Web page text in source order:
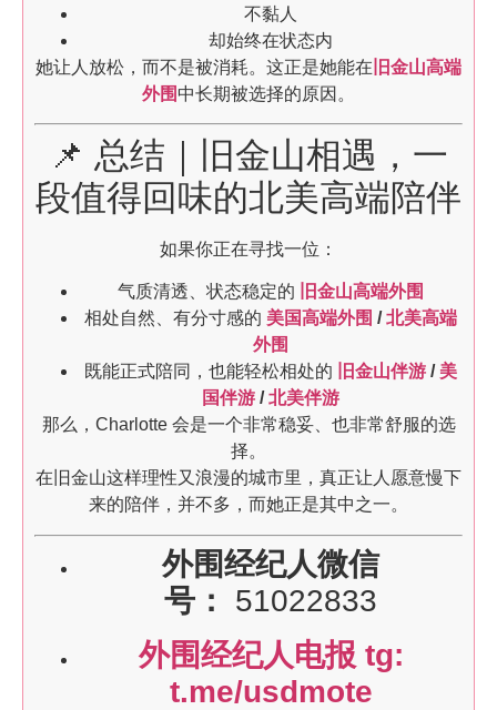
不黏人
却始终在状态内
她让人放松，而不是被消耗。这正是她能在 旧金山高端
外围 中长期被选择的原因。
📌 总结｜旧金山相遇，一
段值得回味的北美高端陪伴
如果你正在寻找一位：
气质清透、状态稳定的
旧金山高端外围
相处自然、有分寸感的 美国高端外围 /北美高端
外围
既能正式陪同，也能轻松相处的
旧金山伴游 / 美
国伴游 /北美伴游
那么，Charlotte 会是一个非常稳妥、也非常舒服的选
择。
在旧金山这样理性又浪漫的城市里，真正让人愿意慢下
来的陪伴，并不多，而她正是其中之一。
外围经纪人微信
号：
51022833
外围经纪人电报 tg:
t.me/usdmote